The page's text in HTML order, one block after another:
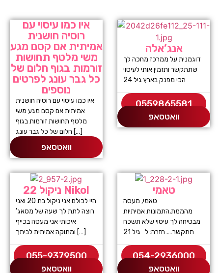
איו כמו עיסוי עם
רוסיה חושנית
אמיתית אם קסם מגע
משי מלטף תחושות
זורמות בגוף חלום של
כל גבר עונג לפרטים
נוספים
איו כמו עיסוי עם רוסיה חושנית
אמיתית אם קסם מגע משי
מלטף תחושות זורמות בגוף
חלום של כל גבר עונג […]
וואטסאפ
אנג’אלה
דוגמנית על ממרכז מחכה לך
שתתקשר ותזמין אותי לעיסוי
הכי מפנק בארץ גיל 24
0559865581
וואטסאפ
ניקול 22 Nikol
היי לכולם אני ניקול בת 20 ואני
רוצה לתת לך שעה של מסאג’
איכותי אני מעסה בכייף
ומתוקה אמיתית לביתך […]
055-9379500
וואטסאפ
טאמי
טאמי, מעסה
מהממת,התמונות אמיתיות
מבטיחה לך עיסוי שלא תשכח
054-2936000
וואטסאפ